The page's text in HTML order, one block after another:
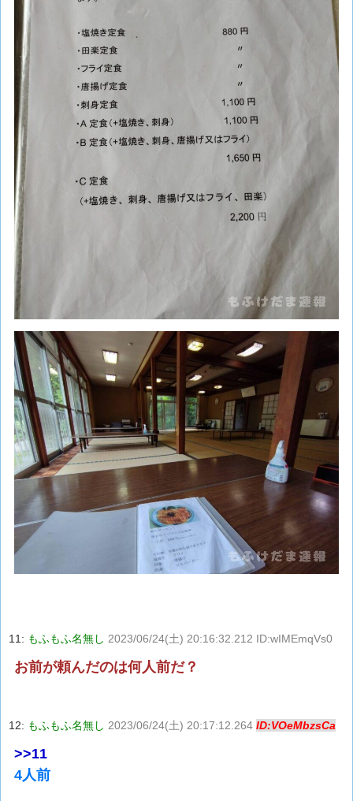
11: もふもふ名無し 2023/06/24(土) 20:16:32.212 ID:wIMEmqVs0
お前が頼んだのは何人前だ？
12: もふもふ名無し 2023/06/24(土) 20:17:12.264 ID:VOeMbzsCa
>>11
4人前